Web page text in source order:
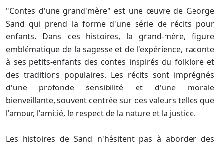
"Contes d'une grand'mère" est une œuvre de George
Sand qui prend la forme d'une série de récits pour
enfants. Dans ces histoires, la grand-mère, figure
emblématique de la sagesse et de l'expérience, raconte
à ses petits-enfants des contes inspirés du folklore et
des traditions populaires. Les récits sont imprégnés
d'une profonde sensibilité et d'une morale
bienveillante, souvent centrée sur des valeurs telles que
l'amour, l'amitié, le respect de la nature et la justice.
Les histoires de Sand n'hésitent pas à aborder des